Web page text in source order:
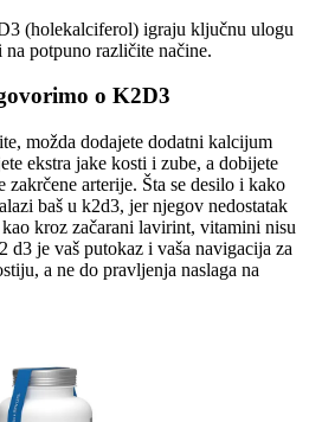
(holekalciferol) igraju ključnu ulogu
potpuno različite načine.
o K2D3
možda dodajete dodatni kalcijum
ekstra jake kosti i zube, a dobijete
arterije. Šta se desilo i kako
baš u k2d3, jer njegov nedostatak
kroz začarani lavirint, vitamini nisu
d3 je vaš putokaz i vaša navigacija za
a ne do pravljenja naslaga na